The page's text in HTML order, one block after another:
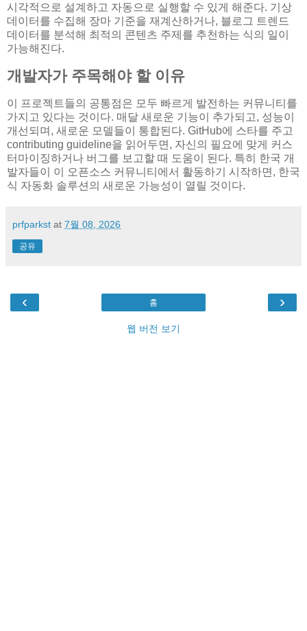
시각적으로 설계하고 자동으로 실행할 수 있게 해준다. 기상
데이터를 수집해 장마 기준을 재계산하거나, 블로그 트렌드
데이터를 분석해 최적의 콘텐츠 주제를 추천하는 식의 일이
가능해진다.
개발자가 주목해야 할 이유
이 프로젝트들의 공통점은 모두 빠르게 발전하는 커뮤니티를
가지고 있다는 것이다. 매달 새로운 기능이 추가되고, 성능이
개선되며, 새로운 모델들이 통합된다. GitHub에 스타를 주고
contributing guideline을 읽어두면, 자신의 필요에 맞게 커스
터마이징하거나 버그를 보고할 때 도움이 된다. 특히 한국 개
발자들이 이 오픈소스 커뮤니티에서 활동하기 시작하면, 한국
식 자동화 솔루션의 새로운 가능성이 열릴 것이다.
prfparkst at 7월 08, 2026
공유
‹ ›
홈
웹 버전 보기